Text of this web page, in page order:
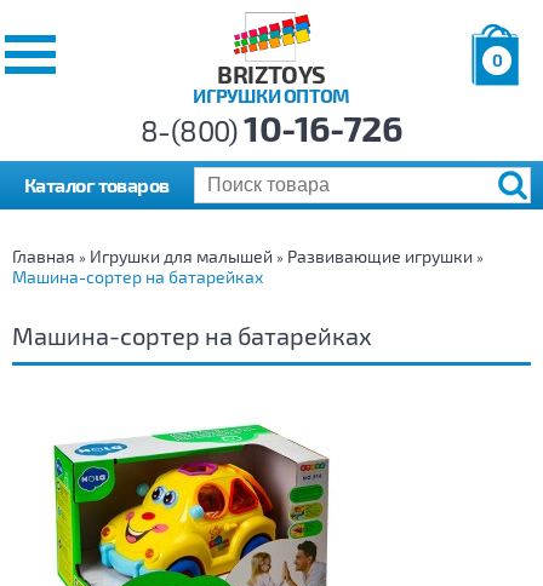
BRIZTOYS
ИГРУШКИ ОПТОМ
0
р.
8-(800)10-16-726
Каталог товаров
Главная » Игрушки для малышей » Развивающие игрушки »
Машина-сортер на батарейках
Машина-сортер на батарейках